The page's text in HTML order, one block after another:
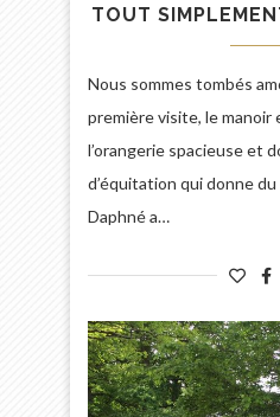
TOUT
Nous sommes tombés
première visite, le manoir
l’orangerie spacieuse et
d’équitation qui donne du
Daphné a…